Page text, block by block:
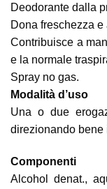
Deodorante dalla
Dona freschezza
Contribuisce a
e la normale
Spray no gas.
Modalità d’uso
Una o due
direzionando bene
Componenti
Alcohol denat.,